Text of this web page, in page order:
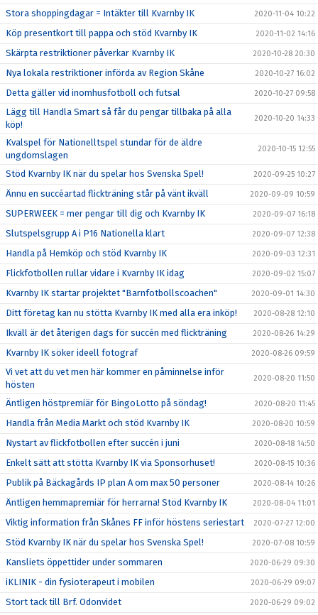
Stora shoppingdagar = Intäkter till Kvarnby IK 2020-11-04 10:22
Köp presentkort till pappa och stöd Kvarnby IK 2020-11-02 14:16
Skärpta restriktioner påverkar Kvarnby IK 2020-10-28 20:30
Nya lokala restriktioner införda av Region Skåne 2020-10-27 16:02
Detta gäller vid inomhusfotboll och futsal 2020-10-27 09:58
Lägg till Handla Smart så får du pengar tillbaka på alla
köp!
2020-10-20 14:33
Kvalspel för Nationelltspel stundar för de äldre
ungdomslagen
2020-10-15 12:55
Stöd Kvarnby IK när du spelar hos Svenska Spel! 2020-09-25 10:27
Ännu en succéartad flickträning står på vänt ikväll 2020-09-09 10:59
SUPERWEEK = mer pengar till dig och Kvarnby IK 2020-09-07 16:18
Slutspelsgrupp A i P16 Nationella klart 2020-09-07 12:38
Handla på Hemköp och stöd Kvarnby IK 2020-09-03 12:31
Flickfotbollen rullar vidare i Kvarnby IK idag 2020-09-02 15:07
Kvarnby IK startar projektet "Barnfotbollscoachen" 2020-09-01 14:30
Ditt företag kan nu stötta Kvarnby IK med alla era inköp! 2020-08-28 12:10
Ikväll är det återigen dags för succén med flickträning 2020-08-26 14:29
Kvarnby IK söker ideell fotograf 2020-08-26 09:59
Vi vet att du vet men här kommer en påminnelse inför
hösten
2020-08-20 11:50
Äntligen höstpremiär för BingoLotto på söndag! 2020-08-20 11:45
Handla från Media Markt och stöd Kvarnby IK 2020-08-20 10:59
Nystart av flickfotbollen efter succén i juni 2020-08-18 14:50
Enkelt sätt att stötta Kvarnby IK via Sponsorhuset! 2020-08-15 10:36
Publik på Bäckagårds IP plan A om max 50 personer 2020-08-14 10:26
Äntligen hemmapremiär för herrarna! Stöd Kvarnby IK 2020-08-04 11:01
Viktig information från Skånes FF inför höstens seriestart 2020-07-27 12:00
Stöd Kvarnby IK när du spelar hos Svenska Spel! 2020-07-08 10:59
Kansliets öppettider under sommaren 2020-06-29 09:30
iKLINIK - din fysioterapeut i mobilen 2020-06-29 09:07
Stort tack till Brf. Odonvidet 2020-06-29 09:02